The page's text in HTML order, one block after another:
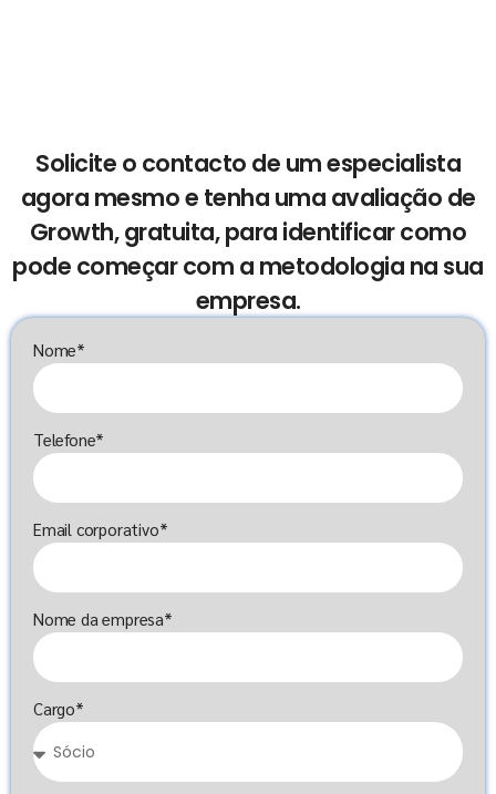
Solicite o contacto de um especialista
agora mesmo e tenha uma avaliação de
Growth, gratuita, para identificar como
pode começar com a metodologia na sua
empresa.
Nome*
Telefone*
Email corporativo*
Nome da empresa*
Cargo*